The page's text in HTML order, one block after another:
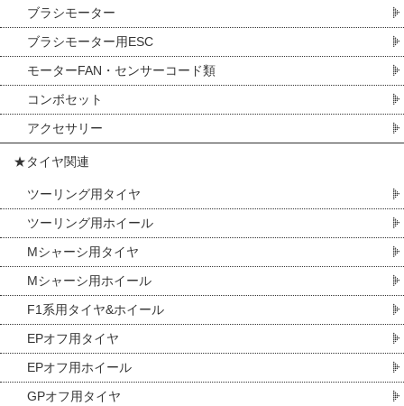
ブラシモーター
ブラシモーター用ESC
モーターFAN・センサーコード類
コンボセット
アクセサリー
★タイヤ関連
ツーリング用タイヤ
ツーリング用ホイール
Mシャーシ用タイヤ
Mシャーシ用ホイール
F1系用タイヤ&ホイール
EPオフ用タイヤ
EPオフ用ホイール
GPオフ用タイヤ